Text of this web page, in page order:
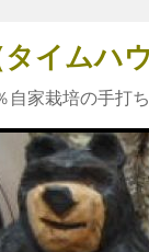
イムハウ
家栽培の手打